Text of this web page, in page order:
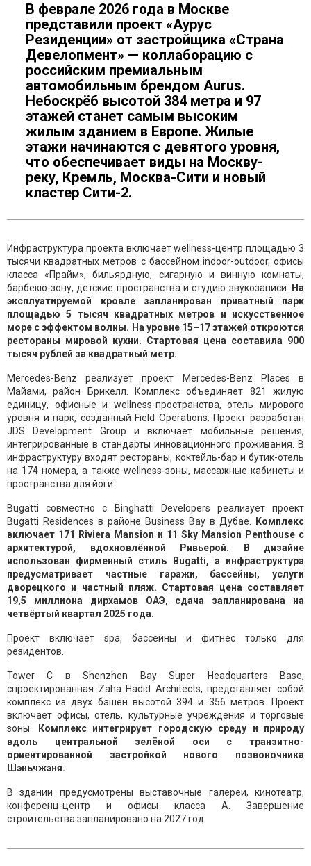
В феврале 2026 года в Москве
представили проект «Аурус
Резиденции» от застройщика «Страна
Девелопмент» — коллаборацию с
российским премиальным
автомобильным брендом Aurus.
Небоскрёб высотой 384 метра и 97
этажей станет самым высоким
жилым зданием в Европе. Жилые
этажи начинаются с девятого уровня,
что обеспечивает виды на Москву-
реку, Кремль, Москва-Сити и новый
кластер Сити-2.
Инфраструктура проекта включает wellness-центр площадью 3
тысячи квадратных метров с бассейном indoor-outdoor, офисы
класса «Прайм», бильярдную, сигарную и винную комнаты,
барбекю-зону, детские пространства и студию звукозаписи.
На
эксплуатируемой кровле запланирован приватный парк
площадью 5 тысяч квадратных метров и искусственное
море с эффектом волны. На уровне 15–17 этажей откроются
рестораны мировой кухни. Стартовая цена составила 900
тысяч рублей за квадратный метр.
Mercedes-Benz реализует проект Mercedes-Benz Places в
Майами, район Брикелл. Комплекс объединяет 821 жилую
единицу, офисные и wellness-пространства, отель мирового
уровня и парк, созданный Field Operations. Проект разработан
JDS Development Group и включает мобильные решения,
интегрированные в стандарты инновационного проживания. В
инфраструктуру входят рестораны, коктейль-бар и бутик-отель
на 174 номера, а также wellness-зоны, массажные кабинеты и
пространства для йоги.
Bugatti совместно с Binghatti Developers реализует проект
Bugatti Residences в районе Business Bay в Дубае.
Комплекс
включает 171 Riviera Mansion и 11 Sky Mansion Penthouse с
архитектурой, вдохновлённой Ривьерой. В дизайне
использован фирменный стиль Bugatti, а инфраструктура
предусматривает частные гаражи, бассейны, услуги
дворецкого и частный пляж. Стартовая цена составляет
19,5 миллиона дирхамов ОАЭ, сдача запланирована на
четвёртый квартал 2025 года.
Проект включает spa, бассейны и фитнес только для
резидентов.
Tower C в Shenzhen Bay Super Headquarters Base,
спроектированная Zaha Hadid Architects, представляет собой
комплекс из двух башен высотой 394 и 356 метров. Проект
включает офисы, отель, культурные учреждения и торговые
зоны.
Комплекс интегрирует городскую среду и природу
вдоль центральной зелёной оси с транзитно-
ориентированной застройкой нового позвоночника
Шэньчжэня.
В здании предусмотрены выставочные галереи, кинотеатр,
конференц-центр и офисы класса А. Завершение
строительства запланировано на 2027 год.